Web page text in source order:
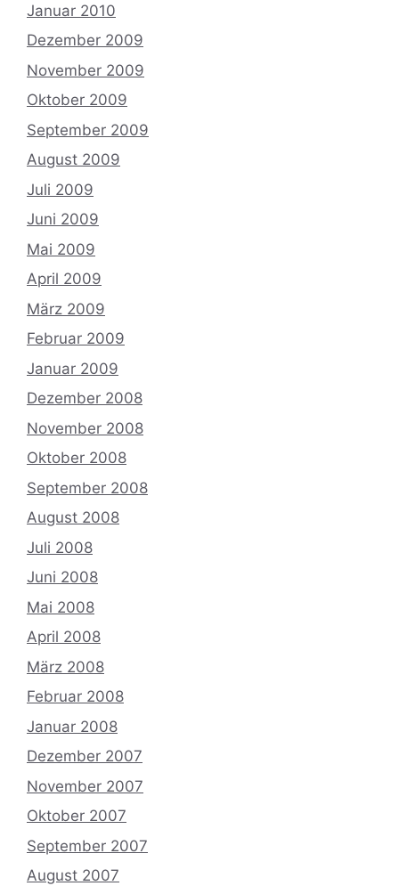
Januar 2010
Dezember 2009
November 2009
Oktober 2009
September 2009
August 2009
Juli 2009
Juni 2009
Mai 2009
April 2009
März 2009
Februar 2009
Januar 2009
Dezember 2008
November 2008
Oktober 2008
September 2008
August 2008
Juli 2008
Juni 2008
Mai 2008
April 2008
März 2008
Februar 2008
Januar 2008
Dezember 2007
November 2007
Oktober 2007
September 2007
August 2007